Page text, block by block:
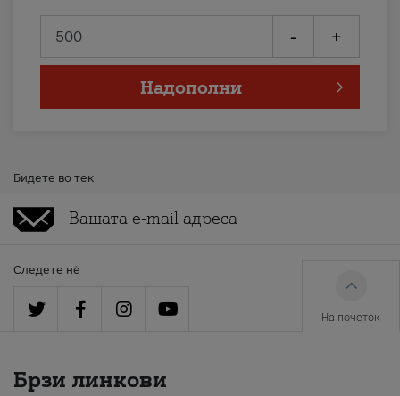
- +
Надополни
Бидете во тек
Следете нè
На почеток
Брзи линкови